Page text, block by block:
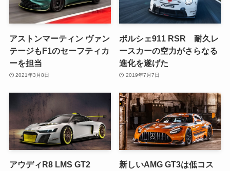
アストンマーティン ヴァン
テージもF1のセーフティカ
ーを担当
2021年3月8日
ポルシェ911 RSR 耐久レ
ースカーの空力がさらなる
進化を遂げた
2019年7月7日
アウディR8 LMS GT2
新しいAMG GT3は低コス